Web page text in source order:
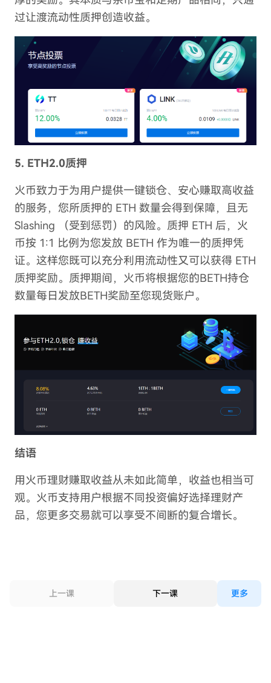
过让渡流动性质押创造收益。
5. ETH2.0质押
火币致力于为用户提供一键锁仓、安心赚取高收益
的服务，您所质押的 ETH 数量会得到保障，且无
Slashing （受到惩罚）的风险。质押 ETH 后，火
币按 1:1 比例为您发放 BETH 作为唯一的质押凭
证。这样您既可以充分利用流动性又可以获得 ETH
质押奖励。质押期间，火币将根据您的BETH持仓
数量每日发放BETH奖励至您现货账户。
结语
用火币理财赚取收益从未如此简单，收益也相当可
观。火币支持用户根据不同投资偏好选择理财产
品，您更多交易就可以享受不间断的复合增长。
上一课 下一课 更多